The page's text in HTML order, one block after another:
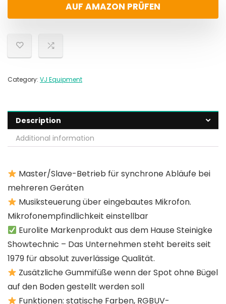
AUF AMAZON PRÜFEN
Category: VJ Equipment
Description
Additional information
Master/Slave-Betrieb für synchrone Abläufe bei
mehreren Geräten
Musiksteuerung über eingebautes Mikrofon.
Mikrofonempfindlichkeit einstellbar
Eurolite Markenprodukt aus dem Hause Steinigke
Showtechnic – Das Unternehmen steht bereits seit
1979 für absolut zuverlässige Qualität.
Zusätzliche Gummifüße wenn der Spot ohne Bügel
auf den Boden gestellt werden soll
Funktionen: statische Farben, RGBUV-